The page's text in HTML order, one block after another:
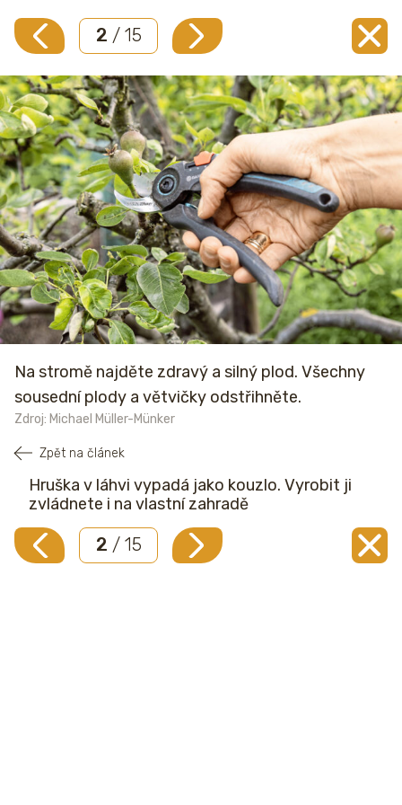
2 / 15
Na stromě najděte zdravý a silný plod. Všechny
sousední plody a větvičky odstřihněte.
Zdroj: Michael Müller-Münker
Zpět na článek
Hruška v láhvi vypadá jako kouzlo. Vyrobit ji
zvládnete i na vlastní zahradě
2 / 15